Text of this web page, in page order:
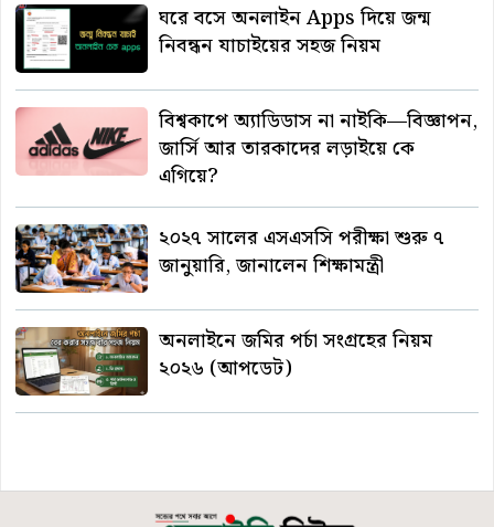
ঘরে বসে অনলাইন Apps দিয়ে জন্ম
নিবন্ধন যাচাইয়ের সহজ নিয়ম
বিশ্বকাপে অ্যাডিডাস না নাইকি—বিজ্ঞাপন,
জার্সি আর তারকাদের লড়াইয়ে কে
এগিয়ে?
২০২৭ সালের এসএসসি পরীক্ষা শুরু ৭
জানুয়ারি, জানালেন শিক্ষামন্ত্রী
অনলাইনে জমির পর্চা সংগ্রহের নিয়ম
২০২৬ (আপডেট)